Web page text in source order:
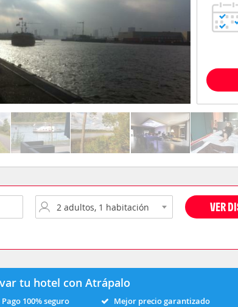
VER
tu hotel con Atrápalo
Pago 100% seguro Mejor precio garantizado